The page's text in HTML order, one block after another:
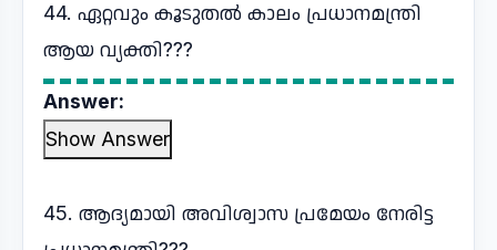
44. ഏറ്റവും കൂടുതൽ കാലം പ്രധാനമന്ത്രി
ആയ വ്യക്തി???
Answer:
Show Answer
45. ആദ്യമായി അവിശ്വാസ പ്രമേയം നേരിട്ട